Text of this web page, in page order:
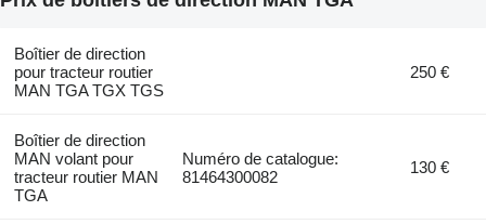
Boîtier de direction
pour tracteur routier
MAN TGA TGX TGS
250 €
Boîtier de direction
MAN volant pour
tracteur routier MAN
TGA
Numéro de catalogue:
81464300082
130 €